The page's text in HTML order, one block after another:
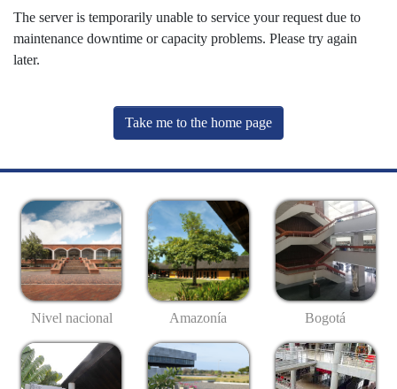
The server is temporarily unable to service your request due to
maintenance downtime or capacity problems. Please try again
later.
Take me to the home page
Nivel nacional Amazonía Bogotá